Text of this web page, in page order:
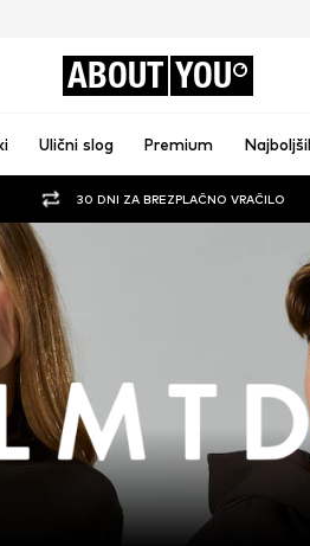
ABOUT YOU
Ulični slog Premium
30 DNI ZA BREZPLAČNO VRAČILO